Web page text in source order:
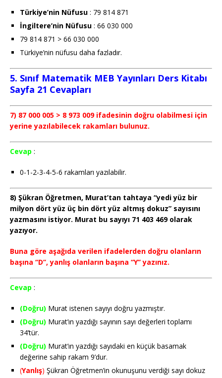
Türkiye’nin Nüfusu : 79 814 871
İngiltere’nin Nüfusu : 66 030 000
79 814 871 > 66 030 000
Türkiye’nin nüfusu daha fazladır.
5. Sınıf Matematik MEB Yayınları Ders Kitabı
Sayfa 21 Cevapları
7) 87 000 005 > 8 973 009 ifadesinin doğru olabilmesi için
yerine yazılabilecek rakamları bulunuz.
Cevap :
0-1-2-3-4-5-6 rakamları yazılabilir.
8) Şükran Öğretmen, Murat’tan tahtaya “yedi yüz bir
milyon dört yüz üç bin dört yüz altmış dokuz” sayısını
yazmasını istiyor. Murat bu sayıyı 71 403 469 olarak
yazıyor.
Buna göre aşağıda verilen ifadelerden doğru olanların
başına ‘‘D’’, yanlış olanların başına ‘‘Y’’ yazınız.
Cevap :
(Doğru) Murat istenen sayıyı doğru yazmıştır.
(Doğru) Murat’ın yazdığı sayının sayı değerleri toplamı
34’tür.
(Doğru) Murat’ın yazdığı sayıdaki en küçük basamak
değerine sahip rakam 9’dur.
(Yanlış) Şükran Öğretmen’in okunuşunu verdiği sayı dokuz